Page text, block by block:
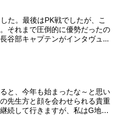
た。最後はPK戦でしたが、こ
それまで圧倒的に優勢だったの
谷部キャプテンがインタヴュ...
と、今年も始まったな～と思い
先生方と顔を会わせられる貴重
続して行きますが、私はG地